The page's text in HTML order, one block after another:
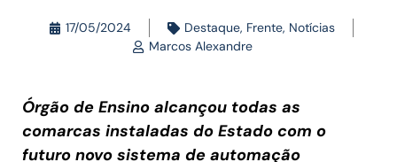
17/05/2024 Destaque, Frente, Notícias
Marcos Alexandre
Órgão de Ensino alcançou todas as
comarcas instaladas do Estado com o
futuro novo sistema de automação